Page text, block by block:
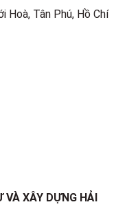
Hoà, Tân Phú, Hồ Chí
XÂY DỰNG HẢI